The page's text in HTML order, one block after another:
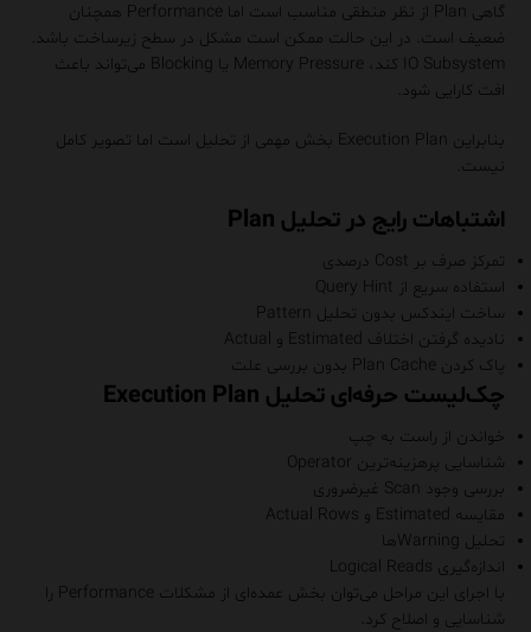
گاهی Plan از نظر منطقی مناسب است اما Performance همچنان
ضعیف است. در این حالت ممکن است مشکل در سطح زیرساخت باشد.
IO Subsystem کند، Memory Pressure یا Blocking می‌تواند باعث
افت کارایی شود.
بنابراین Execution Plan بخش مهمی از تحلیل است اما تصویر کامل
نیست.
اشتباهات رایج در تحلیل Plan
تمرکز صرف بر Cost درصدی
استفاده سریع از Query Hint
ساخت ایندکس بدون تحلیل Pattern
نادیده گرفتن اختلاف Estimated و Actual
پاک کردن Plan Cache بدون بررسی علت
چک‌لیست حرفه‌ای تحلیل Execution Plan
خواندن از راست به چپ
شناسایی پرهزینه‌ترین Operator
بررسی وجود Scan غیرضروری
مقایسه Estimated و Actual Rows
تحلیل Warningها
اندازه‌گیری Logical Reads
با اجرای این مراحل می‌توان بخش عمده‌ای از مشکلات Performance را
شناسایی و اصلاح کرد.